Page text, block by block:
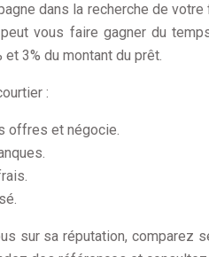
dans la recherche de
vous faire gagner du
3% du montant du prêt.
:
offres et négocie.
sur sa réputation, comparez